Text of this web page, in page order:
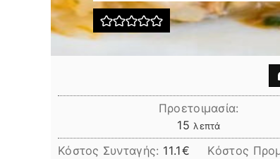
Προετοιμασία:
15 λεπτά
λεπτά
Κόστος Συνταγής: 11.1€ Kόστος